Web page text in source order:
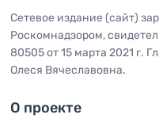
Сетевое издание (сайт)
Роскомнадзором,
80505 от 15 марта 2021 г.
Олеся Вячеславовна.
О проекте